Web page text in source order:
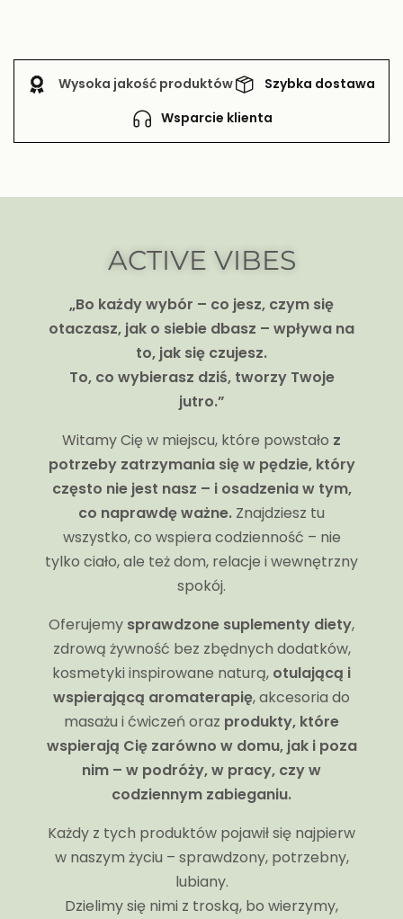
Wysoka jakość produktów
Szybka dostawa
Wsparcie klienta
ACTIVE VIBES
„Bo każdy wybór – co jesz, czym się
otaczasz, jak o siebie dbasz – wpływa na
to, jak się czujesz.
To, co wybierasz dziś, tworzy Twoje
jutro.”
Witamy Cię w miejscu, które powstało z
potrzeby zatrzymania się w pędzie, który
często nie jest nasz – i osadzenia w tym,
co naprawdę ważne. Znajdziesz tu
wszystko, co wspiera codzienność – nie
tylko ciało, ale też dom, relacje i wewnętrzny
spokój.
Oferujemy sprawdzone suplementy diety,
zdrową żywność bez zbędnych dodatków,
kosmetyki inspirowane naturą, otulającą i
wspierającą aromaterapię, akcesoria do
masażu i ćwiczeń oraz produkty, które
wspierają Cię zarówno w domu, jak i poza
nim – w podróży, w pracy, czy w
codziennym zabieganiu.
Każdy z tych produktów pojawił się najpierw
w naszym życiu – sprawdzony, potrzebny,
lubiany.
Dzielimy się nimi z troską, bo wierzymy,